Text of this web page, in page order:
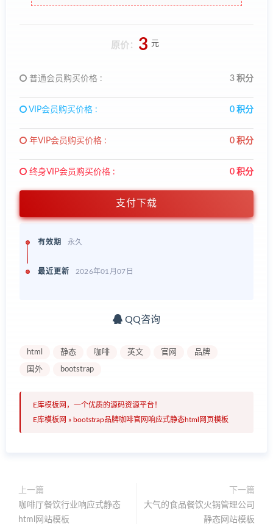
原价： 3 元
普通会员购买价格 : 3 积分
VIP会员购买价格 : 0 积分
年VIP会员购买价格 : 0 积分
终身VIP会员购买价格 : 0 积分
支付下载
有效期 永久
最近更新 2026年01月07日
QQ咨询
html 静态 咖啡 英文 官网 品牌
国外 bootstrap
E库模板网，一个优质的源码资源平台！
E库模板网 » bootstrap品牌咖啡官网响应式静态html网页模板
上一篇
咖啡厅餐饮行业响应式静态
html网站模板
下一篇
大气的食品餐饮火锅管理公司
静态网站模板